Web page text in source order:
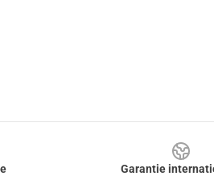
Garantie